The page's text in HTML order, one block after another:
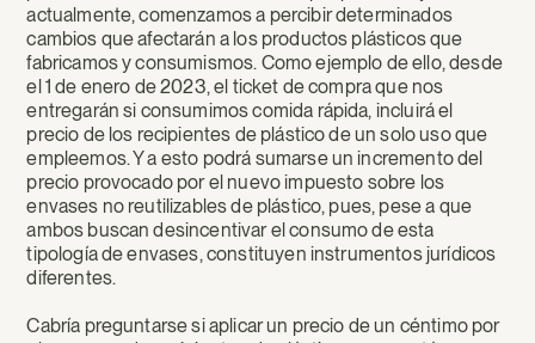
actualmente, comenzamos a percibir determinados
cambios que afectarán a los productos plásticos que
fabricamos y consumismos. Como ejemplo de ello, desde
el 1 de enero de 2023, el ticket de compra que nos
entregarán si consumimos comida rápida, incluirá el
precio de los recipientes de plástico de un solo uso que
empleemos. Y a esto podrá sumarse un incremento del
precio provocado por el nuevo impuesto sobre los
envases no reutilizables de plástico, pues, pese a que
ambos buscan desincentivar el consumo de esta
tipología de envases, constituyen instrumentos jurídicos
diferentes.
Cabría preguntarse si aplicar un precio de un céntimo por